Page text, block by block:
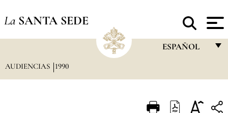
La SANTA SEDE
ESPAÑOL
ITALIANO
AUDIENCIAS 1990